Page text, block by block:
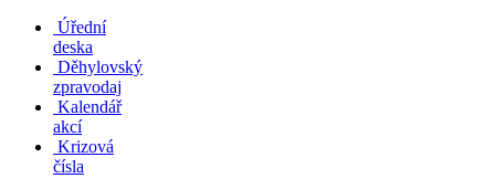
Úřední
deska
Děhylovský
zpravodaj
Kalendář
akcí
Krizová
čísla